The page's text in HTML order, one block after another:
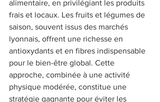
alimentaire, en privilégiant les produits
frais et locaux. Les fruits et légumes de
saison, souvent issus des marchés
lyonnais, offrent une richesse en
antioxydants et en fibres indispensable
pour le bien-être global. Cette
approche, combinée à une activité
physique modérée, constitue une
stratégie gagnante pour éviter les